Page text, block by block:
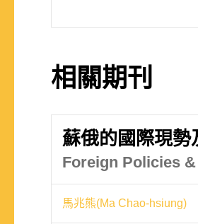
相關期刊
蘇俄的國際現勢
Foreign Policies
馬兆熊(Ma Chao-hsiung)